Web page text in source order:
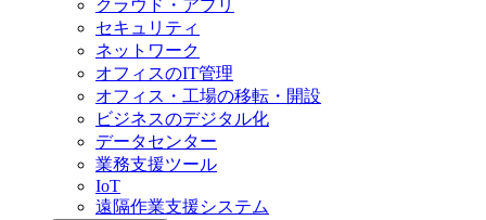
クラウド・アプリ
セキュリティ
ネットワーク
オフィスのIT管理
オフィス・工場の移転・開設
ビジネスのデジタル化
データセンター
業務支援ツール
IoT
遠隔作業支援システム